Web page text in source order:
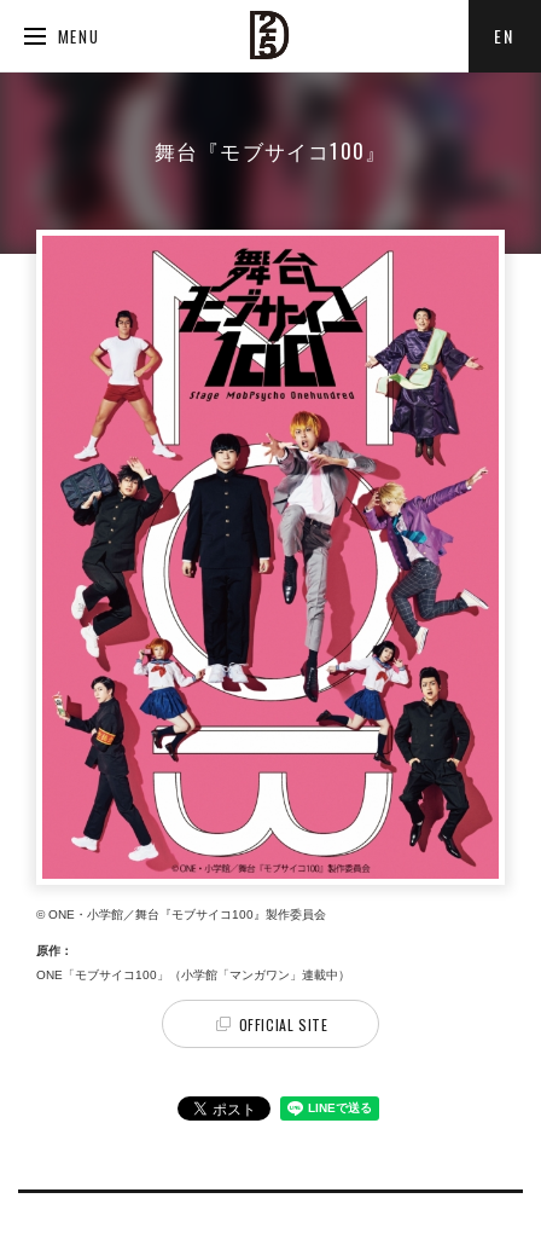
MENU EN
舞台『モブサイコ100』
© ONE・小学館／舞台『モブサイコ100』製作委員会
原作：
ONE「モブサイコ100」（小学館「マンガワン」連載中）
OFFICIAL SITE